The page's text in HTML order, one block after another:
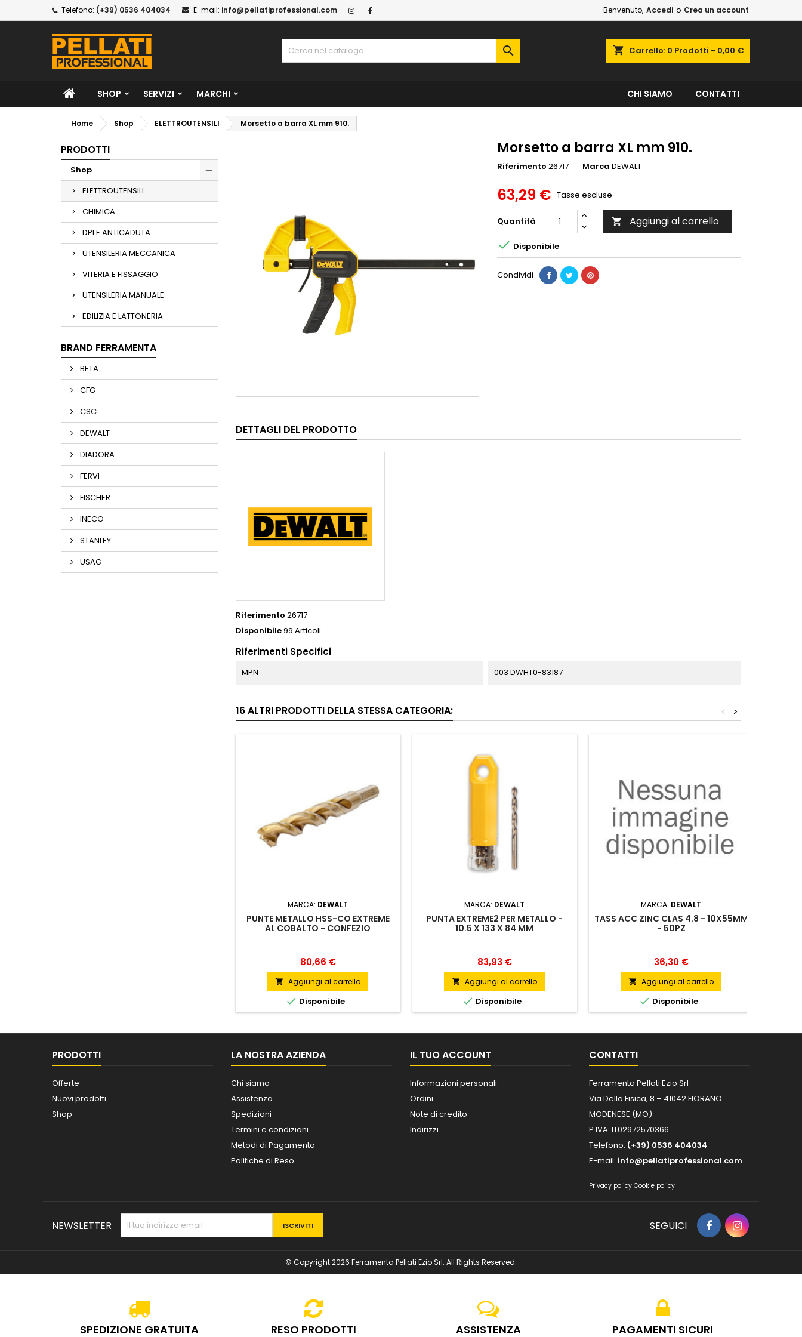
Telefono: (+39) 0536 404034 E-mail: info@pellatiprofessional.com Benvenuto, Accedi o Crea un account
shopping_cart Carrello: 0 Prodotti - 0,00 €

SHOP SERVIZI MARCHI CONTATTI
CHI SIAMO
Home Shop ELETTROUTENSILI Morsetto a barra XL mm 910.
PRODOTTI
Shop
ELETTROUTENSILI
CHIMICA
DPI E ANTICADUTA
UTENSILERIA MECCANICA
VITERIA E FISSAGGIO
UTENSILERIA MANUALE
EDILIZIA E LATTONERIA
BRAND FERRAMENTA
BETA
CFG
CSC
DEWALT
DIADORA
FERVI
FISCHER
INECO
STANLEY
USAG
Morsetto a barra XL mm 910.
Riferimento 26717 Marca DEWALT
63,29 € Tasse escluse
Quantità  Aggiungi al carrello
 Disponibile
Condividi
DETTAGLI DEL PRODOTTO
Riferimento 26717
Disponibile99 Articoli
Riferimenti Specifici
MPN 003 DWHT0-83187
16 ALTRI PRODOTTI DELLA STESSA CATEGORIA: >
<
MARCA: DEWALT
PUNTE METALLO HSS-CO EXTREME
AL COBALTO - CONFEZIO
Prezzo
80,66 €
 Aggiungi al carrello
 Disponibile
MARCA: DEWALT
PUNTA EXTREME2 PER METALLO -
10.5 X 133 X 84 MM
Prezzo
83,93 €
 Aggiungi al carrello
 Disponibile
MARCA: DEWALT
TASS ACC ZINC CLAS 4.8 - 10X55MM
- 50PZ
Prezzo
36,30 €
 Aggiungi al carrello
 Disponibile
PRODOTTI
Offerte
Nuovi prodotti
Shop
LA NOSTRA AZIENDA
Chi siamo
Assistenza
Spedizioni
Termini e condizioni
Metodi di Pagamento
Politiche di Reso
IL TUO ACCOUNT
Informazioni personali
Ordini
Note di credito
Indirizzi
CONTATTI
Ferramenta Pellati Ezio Srl
Via Della Fisica, 8 – 41042 FIORANO
MODENESE (MO)
P.IVA: IT02972570366
Telefono: (+39) 0536 404034
E-mail: info@pellatiprofessional.com
Privacy policy Cookie policy
NEWSLETTER SEGUICI
© Copyright 2026 Ferramenta Pellati Ezio Srl. All Rights Reserved.
SPEDIZIONE GRATUITA RESO PRODOTTI ASSISTENZA PAGAMENTI SICURI